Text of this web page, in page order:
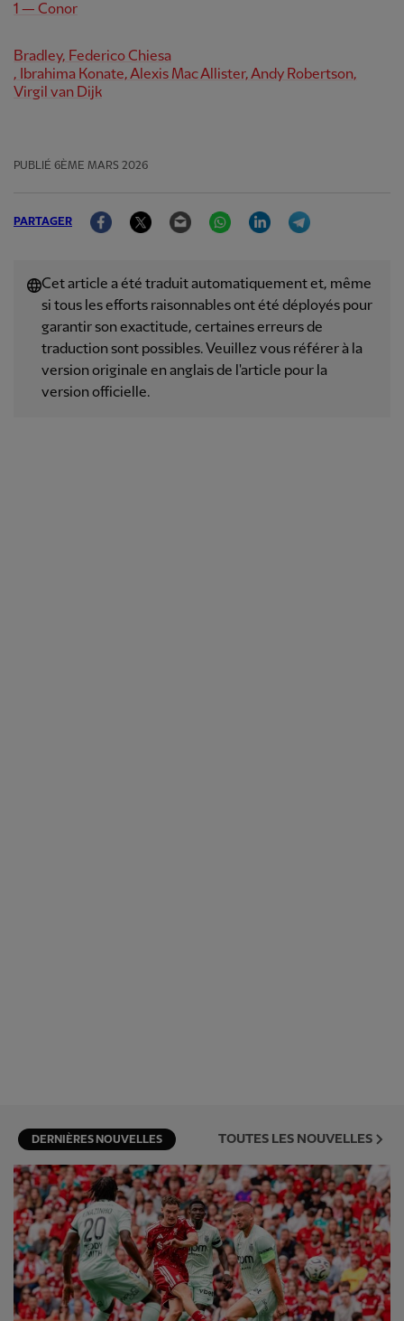
1 — Conor
Bradley, Federico Chiesa
, Ibrahima Konate, Alexis Mac Allister, Andy Robertson,
Virgil van Dijk
PUBLIÉ 6ÈME MARS 2026
PARTAGER
FacebookTwitter Email WhatsAppLinkedIn
Cet article a été traduit automatiquement et, même
si tous les efforts raisonnables ont été déployés pour
garantir son exactitude, certaines erreurs de
traduction sont possibles. Veuillez vous référer à la
version originale en anglais de l'article pour la
version officielle.
DERNIÈRES NOUVELLES TOUTES LES NOUVELLES